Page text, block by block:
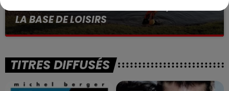
WINGLES: UN JEUNE PERD LA VIE, NOYÉ À
LA BASE DE LOISIRS
La victime a coulé à pic
TITRES DIFFUSÉS